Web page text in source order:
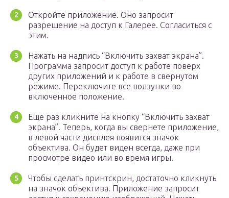
Откройте приложение. Оно запросит
разрешение на доступ к Галерее. Согласиться с
этим.
Нажать на надпись “Включить захват экрана”.
Программа запросит доступ к работе поверх
других приложений и к работе в свернутом
режиме. Переключите все ползунки во
включенное положение.
Еще раз кликните на кнопку “Включить захват
экрана”. Теперь, когда вы свернете приложение,
в левой части дисплея появится значок
объектива. Он будет виден всегда, даже при
просмотре видео или во время игры.
Чтобы сделать принтскрин, достаточно кликнуть
на значок объектива. Приложение запросит